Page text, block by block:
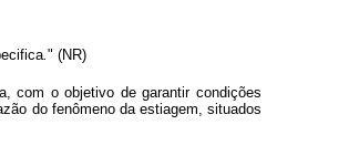
" (NR)
com o objetivo de garantir condições
do fenômeno da estiagem, situados